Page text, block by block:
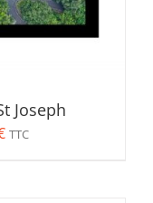
Joseph
Plage
TTC